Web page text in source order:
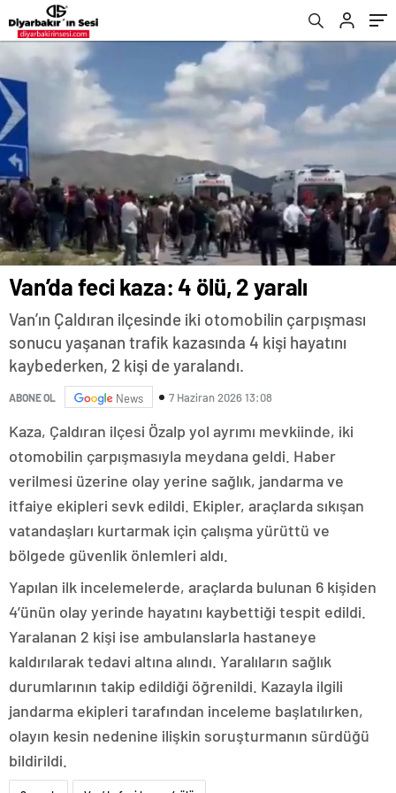
Van’da feci kaza: 4 ölü, 2 yaralı
Van’ın Çaldıran ilçesinde iki otomobilin çarpışması
sonucu yaşanan trafik kazasında 4 kişi hayatını
kaybederken, 2 kişi de yaralandı.
ABONE OL News 7 Haziran 2026 13:08
Kaza, Çaldıran ilçesi Özalp yol ayrımı mevkiinde, iki
otomobilin çarpışmasıyla meydana geldi. Haber
verilmesi üzerine olay yerine sağlık, jandarma ve
itfaiye ekipleri sevk edildi. Ekipler, araçlarda sıkışan
vatandaşları kurtarmak için çalışma yürüttü ve
bölgede güvenlik önlemleri aldı.
Yapılan ilk incelemelerde, araçlarda bulunan 6 kişiden
4’ünün olay yerinde hayatını kaybettiği tespit edildi.
Yaralanan 2 kişi ise ambulanslarla hastaneye
kaldırılarak tedavi altına alındı. Yaralıların sağlık
durumlarının takip edildiği öğrenildi. Kazayla ilgili
jandarma ekipleri tarafından inceleme başlatılırken,
olayın kesin nedenine ilişkin soruşturmanın sürdüğü
bildirildi.